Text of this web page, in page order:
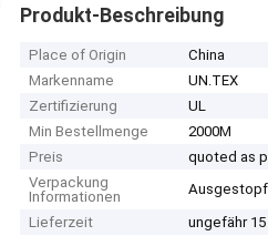
Produkt-Beschreibung
Place of Origin
China
Markenname
UN.TEX
Zertifizierung
UL
Min Bestellmenge
2000M
Preis
quoted as
Verpackung
Informationen
Lieferzeit
ungefähr